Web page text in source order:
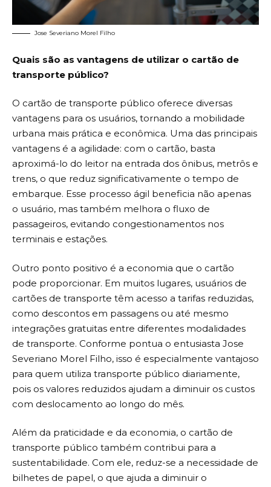
Jose Severiano Morel Filho
Quais são as vantagens de utilizar o cartão de
transporte público?
O cartão de transporte público oferece diversas
vantagens para os usuários, tornando a mobilidade
urbana mais prática e econômica. Uma das principais
vantagens é a agilidade: com o cartão, basta
aproximá-lo do leitor na entrada dos ônibus, metrôs e
trens, o que reduz significativamente o tempo de
embarque. Esse processo ágil beneficia não apenas
o usuário, mas também melhora o fluxo de
passageiros, evitando congestionamentos nos
terminais e estações.
Outro ponto positivo é a economia que o cartão
pode proporcionar. Em muitos lugares, usuários de
cartões de transporte têm acesso a tarifas reduzidas,
como descontos em passagens ou até mesmo
integrações gratuitas entre diferentes modalidades
de transporte. Conforme pontua o entusiasta Jose
Severiano Morel Filho, isso é especialmente vantajoso
para quem utiliza transporte público diariamente,
pois os valores reduzidos ajudam a diminuir os custos
com deslocamento ao longo do mês.
Além da praticidade e da economia, o cartão de
transporte público também contribui para a
sustentabilidade. Com ele, reduz-se a necessidade de
bilhetes de papel, o que ajuda a diminuir o